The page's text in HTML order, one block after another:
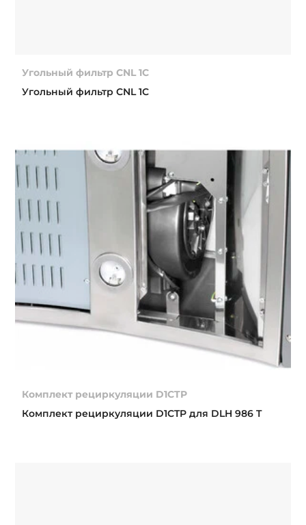
Угольный фильтр CNL 1C
Угольный фильтр CNL 1C
Комплект рециркуляции D1CTP
Комплект рециркуляции D1CTP для DLH 986 T